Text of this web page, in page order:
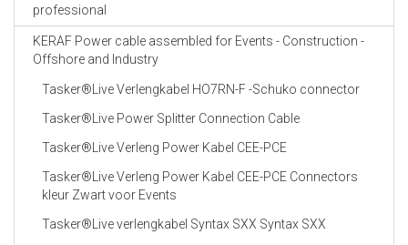
professional
KERAF Power cable assembled for Events - Construction -
Offshore and Industry
Tasker®Live Verlengkabel HO7RN-F -Schuko connector
Tasker®Live Power Splitter Connection Cable
Tasker®Live Verleng Power Kabel CEE-PCE
Tasker®Live Verleng Power Kabel CEE-PCE Connectors
kleur Zwart voor Events
Tasker®Live verlengkabel Syntax SXX Syntax SXX